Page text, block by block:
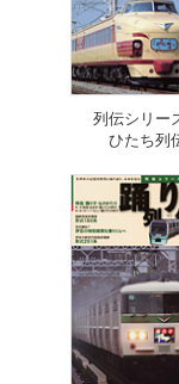
列伝シリー
ひたち列